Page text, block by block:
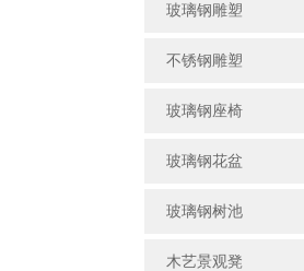
玻璃钢雕塑
不锈钢雕塑
玻璃钢座椅
玻璃钢花盆
玻璃钢树池
木艺景观凳